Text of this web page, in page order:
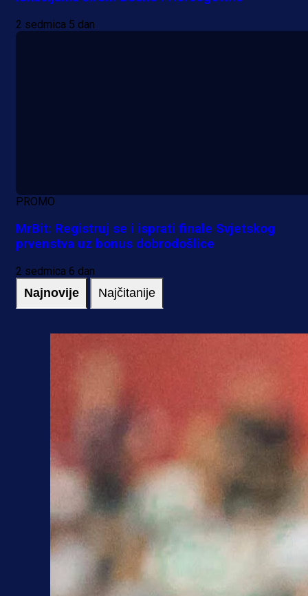
2 sedmica 5 dan
PROMO
MrBit: Registruj se i isprati finale Svjetskog
prvenstva uz bonus dobrodošlice
2 sedmica 6 dan
Najnovije Najčitanije